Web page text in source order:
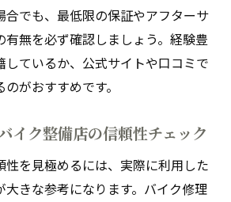
合でも、最低限の保証やアフターサ
有無を必ず確認しましょう。経験豊
しているか、公式サイトや口コミで
がおすすめです。
イク整備店の信頼性チェック
性を見極めるには、実際に利用した
大きな参考になります。バイク修理